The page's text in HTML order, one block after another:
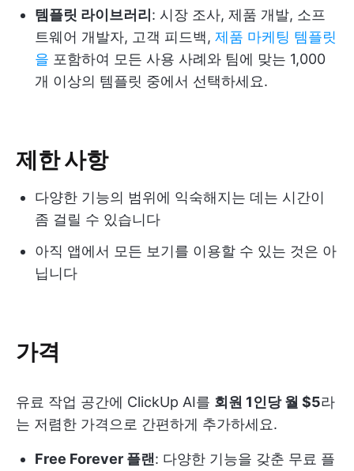
템플릿 라이브러리: 시장 조사, 제품 개발, 소프
트웨어 개발자, 고객 피드백, 제품 마케팅 템플릿
을 포함하여 모든 사용 사례와 팀에 맞는 1,000
개 이상의 템플릿 중에서 선택하세요.
제한 사항
다양한 기능의 범위에 익숙해지는 데는 시간이
좀 걸릴 수 있습니다
아직 앱에서 모든 보기를 이용할 수 있는 것은 아
닙니다
가격
유료 작업 공간에 ClickUp AI를 회원 1인당 월 $5라
는 저렴한 가격으로 간편하게 추가하세요.
Free Forever 플랜: 다양한 기능을 갖춘 무료 플